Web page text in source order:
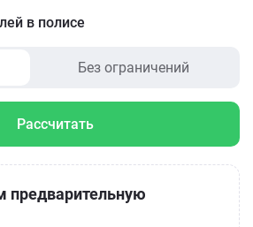
в полисе
Без ограничений
Рассчитать
предварительную